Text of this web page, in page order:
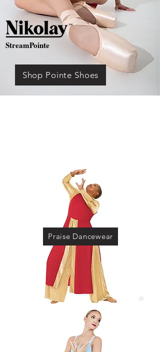
StreamPointe
Shop Pointe Shoes
Praise Dancewear